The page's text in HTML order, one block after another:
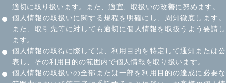
適切に取り扱います。また、適宜、取扱いの改善に努めます。
個人情報の取扱いに関する規程を明確にし、周知徹底します。
また、取引先等に対しても適切に個人情報を取扱うよう要請し
ます。
個人情報の取得に際しては、利用目的を特定して通知または公
表し、その利用目的の範囲内で個人情報を取り扱います。
個人情報の取扱いの全部または一部を利用目的の達成に必要な